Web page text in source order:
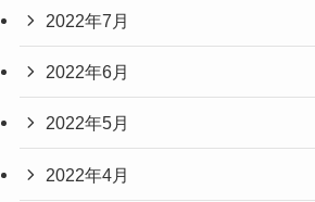
2022年7月
2022年6月
2022年5月
2022年4月